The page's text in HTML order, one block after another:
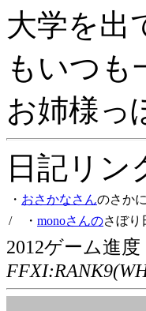
大学を出
もいつも
お姉様っ
日記リ
・ おさかなさんのさか
/ ・ monoさんのさぼり
2012ゲーム進度